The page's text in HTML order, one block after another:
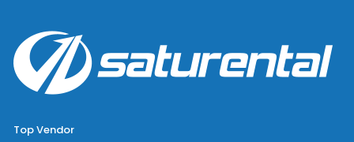
Top Vendor